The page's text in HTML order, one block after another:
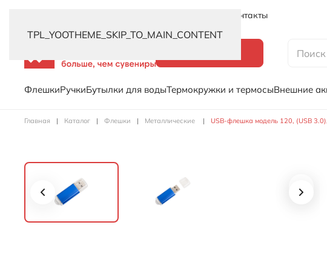
TPL_YOOTHEME_SKIP_TO_MAIN_CONTENT
Контакты
ФлешкиРучкиБутылки для водыТермокружки и термосыВнешние
Главная Каталог Флешки Металлические USB-флешка модель 120, (USB